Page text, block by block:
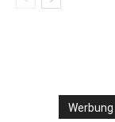
Werbung